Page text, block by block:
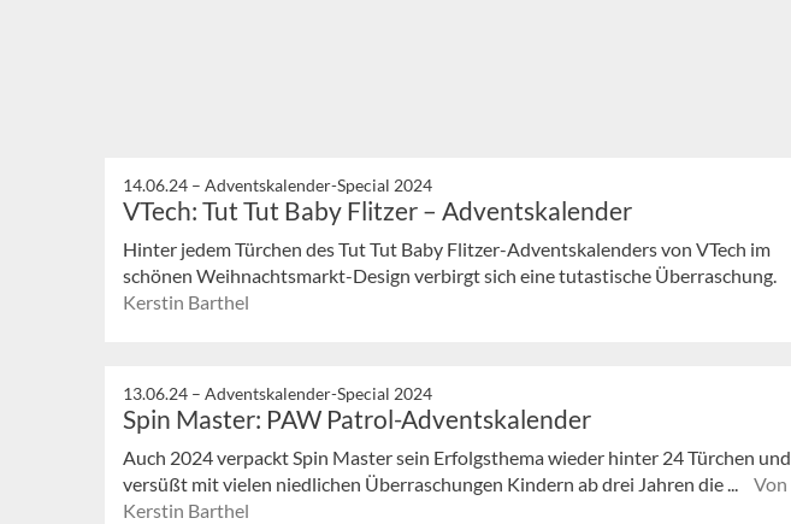
14.06.24 – Adventskalender-Special 2024
VTech: Tut Tut Baby Flitzer – Adventskalender
Hinter jedem Türchen des Tut Tut Baby Flitzer-Adventskalenders von VTech im
schönen Weihnachtsmarkt-Design verbirgt sich eine tutastische Überraschung.
Kerstin Barthel
13.06.24 – Adventskalender-Special 2024
Spin Master: PAW Patrol-Adventskalender
Auch 2024 verpackt Spin Master sein Erfolgsthema wieder hinter 24 Türchen und
versüßt mit vielen niedlichen Überraschungen Kindern ab drei Jahren die ...
Von
Kerstin Barthel